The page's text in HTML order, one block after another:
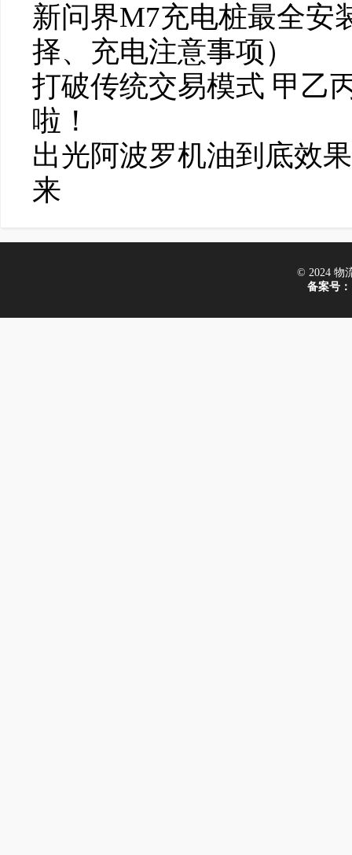
新问界M7充电桩最全安
择、充电注意事项）
打破传统交易模式 甲乙
啦！
出光阿波罗机油到底效
来
© 2024 物
备案号：